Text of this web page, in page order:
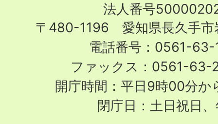
City
法人番号
〒480-1196 愛知県長久手市
電話番号：0561-63-
ファックス：0561-63-
開庁時間：平日9時00分か
閉庁日：土日祝日